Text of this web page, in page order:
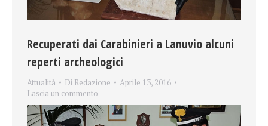
Recuperati dai Carabinieri a Lanuvio alcuni
reperti archeologici
Attualità Di Redazione
Aprile 13, 2016
Lascia un commento